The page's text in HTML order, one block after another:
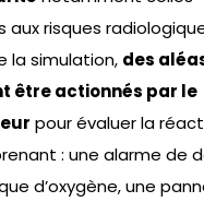
aux risques
la simulation, des
être actionnés par le
pour évaluer la
: une alarme de
d’oxygène, une